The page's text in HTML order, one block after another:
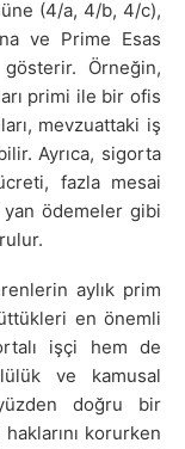
(4/a, 4/b, 4/c),
ve Prime Esas
gösterir. Örneğin,
primi ile bir ofis
mevzuattaki iş
Ayrıca, sigorta
fazla mesai
yan ödemeler gibi
aylık prim
en önemli
işçi hem de
ve kamusal
doğru bir
korurken